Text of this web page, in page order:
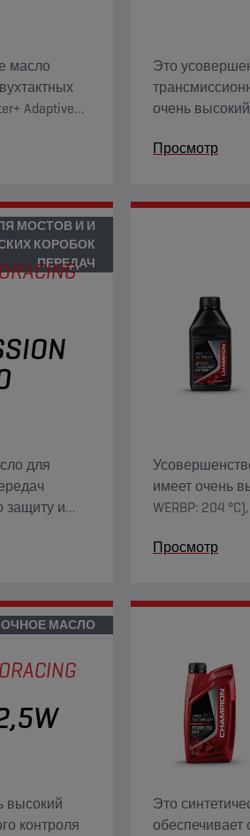
масло
Adaptive
эфира.
Это
очень
гарантирует
Просмотр
МОСТОВ И И
КОРОБОК
ПЕРЕДАЧ
для
защиту и
при
имеет очень
WERBP: 204
вождения.
Просмотр
МАСЛО
высокий
контроля
Это